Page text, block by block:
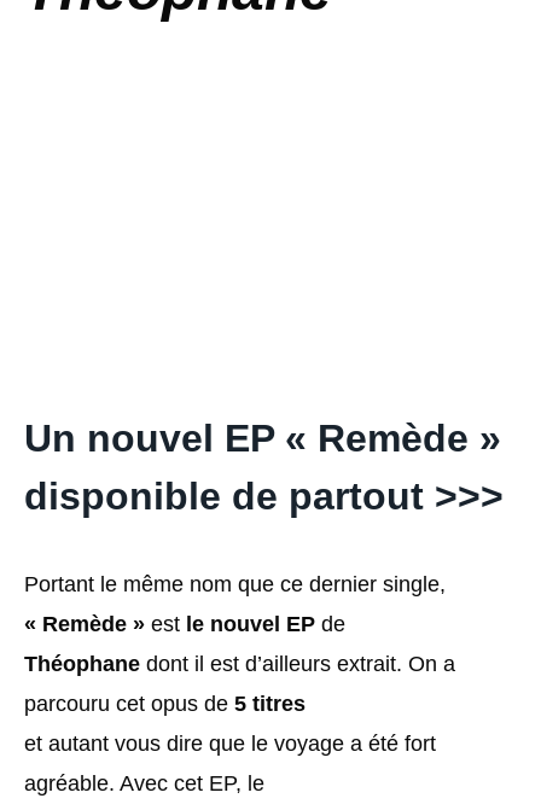
Un nouvel EP « Remède »
disponible de partout >>>
Portant le même nom que ce dernier single,
« Remède » est le nouvel EP de
Théophane dont il est d’ailleurs extrait. On a
parcouru cet opus de 5 titres
et autant vous dire que le voyage a été fort
agréable. Avec cet EP, le